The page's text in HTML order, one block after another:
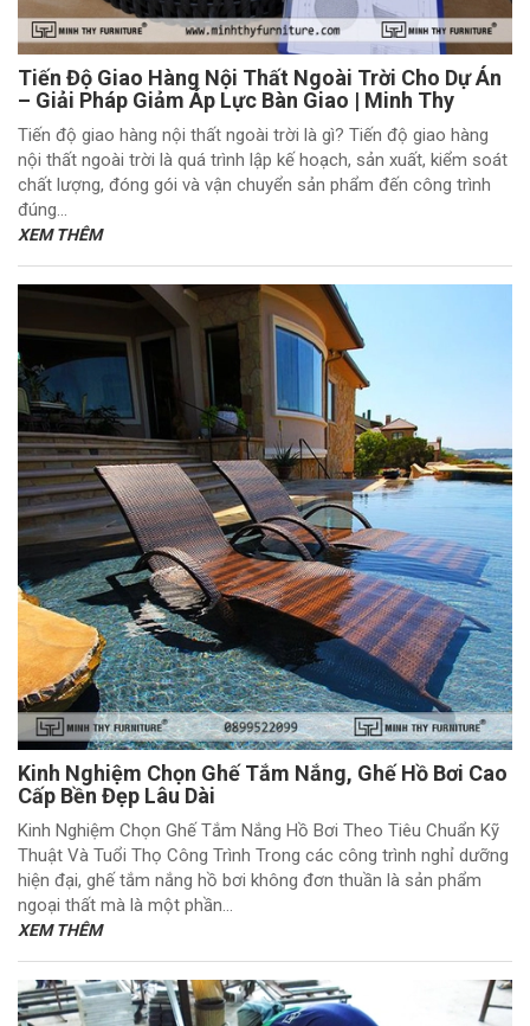
Tiến Độ Giao Hàng Nội Thất Ngoài Trời Cho Dự Án
– Giải Pháp Giảm Áp Lực Bàn Giao | Minh Thy
Tiến độ giao hàng nội thất ngoài trời là gì? Tiến độ giao hàng
nội thất ngoài trời là quá trình lập kế hoạch, sản xuất, kiểm soát
chất lượng, đóng gói và vận chuyển sản phẩm đến công trình
đúng...
XEM THÊM
Kinh Nghiệm Chọn Ghế Tắm Nắng, Ghế Hồ Bơi Cao
Cấp Bền Đẹp Lâu Dài
Kinh Nghiệm Chọn Ghế Tắm Nắng Hồ Bơi Theo Tiêu Chuẩn Kỹ
Thuật Và Tuổi Thọ Công Trình Trong các công trình nghỉ dưỡng
hiện đại, ghế tắm nắng hồ bơi không đơn thuần là sản phẩm
ngoại thất mà là một phần...
XEM THÊM